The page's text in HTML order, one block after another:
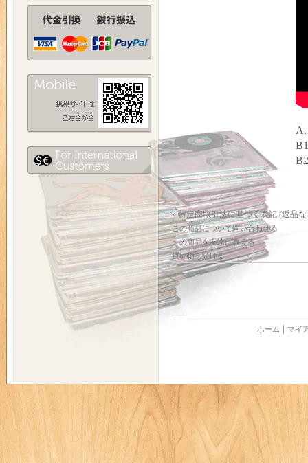
A.
» 特定商取引法に基づく表記 (返品
この商品について問い合わせる
この商品を友達に教える
買い物を続ける
ホーム マイ